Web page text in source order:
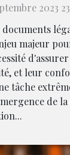
2023
documents
majeur
et leur
tâche
de